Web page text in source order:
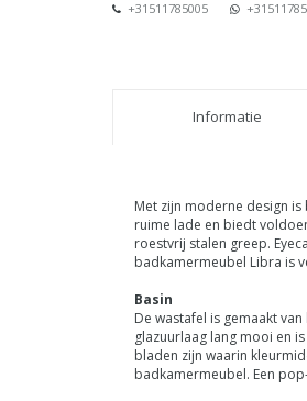
+31511785005
Informatie
Met zijn moderne design
ruime lade en biedt
roestvrij stalen greep.
badkamermeubel Libra is
Basin
De wastafel is gemaakt
glazuurlaag lang mooi en
bladen zijn waarin
badkamermeubel. Een